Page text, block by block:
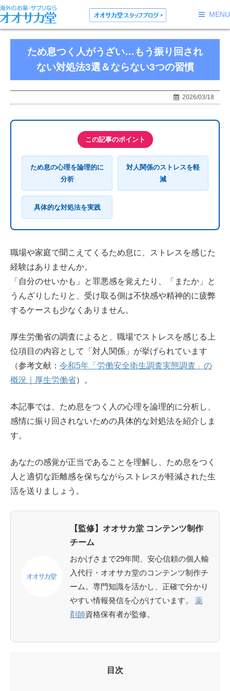
MENU
ため息つく人がうざい…もう振り回され
ない対処法3選＆ならない3つの習慣
2026/03/18
この記事のポイント
ため息の心理を論理的に
分析
対人関係のストレスを軽
減
具体的な対処法を実践
職場や家庭で聞こえてくるため息に、ストレスを感じた
経験はありませんか。
「自分のせいかも」と罪悪感を覚えたり、「またか」と
うんざりしたりと、受け取る側は不快感や精神的に疲弊
するケースも少なくありません。
厚生労働省の調査によると、職場でストレスを感じる上
位項目の内容として「対人関係」が挙げられています
（参考文献： 令和5年「労働安全衛生調査実態調査」の
概況｜厚生労働省）。
本記事では、ため息をつく人の心理を論理的に分析し、
感情に振り回されないための具体的な対処法を紹介しま
す。
あなたの感覚が正当であることを理解し、ため息をつく
人と適切な距離感を保ちながらストレスが軽減された生
活を送りましょう。
【監修】オオサカ堂 コンテンツ制作
チーム
おかげさまで29年間、安心信頼の個人輸
入代行・オオサカ堂のコンテンツ制作チ
ーム。専門知識を活かし、正確で分かり
やすい情報発信を心がけています。 薬
剤師資格保有者が監修。
目次